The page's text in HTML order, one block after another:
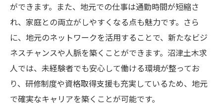
ができます。また、地元での仕事は通勤時間が短縮さ
れ、家庭との両立がしやすくなる点も魅力です。さら
に、地元のネットワークを活用することで、新たなビジ
ネスチャンスや人脈を築くことができます。沼津土木求
人では、未経験者でも安心して働ける環境が整ってお
り、研修制度や資格取得支援も充実しているため、地元
で確実なキャリアを築くことが可能です。